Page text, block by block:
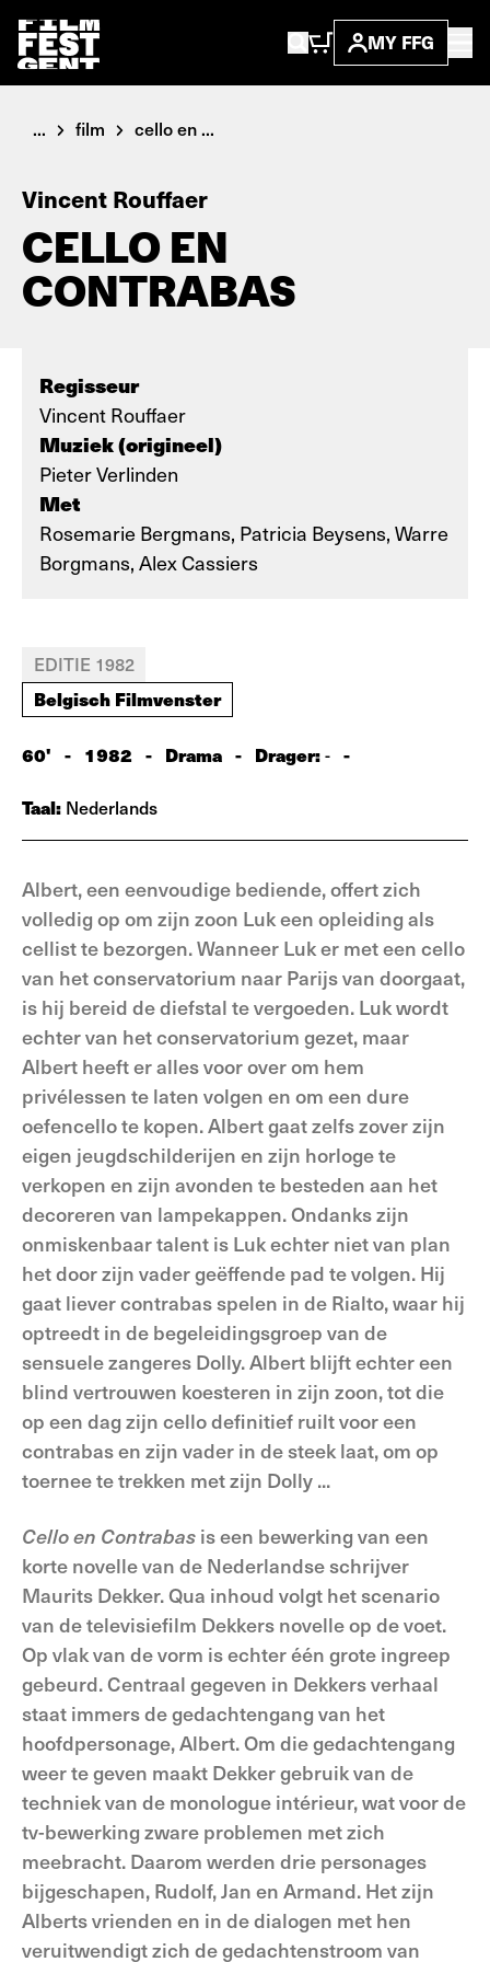
MY FFG
... film cello en ...
Vincent Rouffaer
CELLO EN
CONTRABAS
Regisseur
Vincent Rouffaer
Muziek (origineel)
Pieter Verlinden
Met
Rosemarie Bergmans, Patricia Beysens, Warre
Borgmans, Alex Cassiers
EDITIE 1982
Belgisch Filmvenster
60' - 1982 - Drama - Drager:- -
Taal: Nederlands
Albert, een eenvoudige bediende, offert zich
volledig op om zijn zoon Luk een opleiding als
cellist te bezorgen. Wanneer Luk er met een cello
van het conservatorium naar Parijs van doorgaat,
is hij bereid de diefstal te vergoeden. Luk wordt
echter van het conservatorium gezet, maar
Albert heeft er alles voor over om hem
privélessen te laten volgen en om een dure
oefencello te kopen. Albert gaat zelfs zover zijn
eigen jeugdschilderijen en zijn horloge te
verkopen en zijn avonden te besteden aan het
decoreren van lampekappen. Ondanks zijn
onmiskenbaar talent is Luk echter niet van plan
het door zijn vader geëffende pad te volgen. Hij
gaat liever contrabas spelen in de Rialto, waar hij
optreedt in de begeleidingsgroep van de
sensuele zangeres Dolly. Albert blijft echter een
blind vertrouwen koesteren in zijn zoon, tot die
op een dag zijn cello definitief ruilt voor een
contrabas en zijn vader in de steek laat, om op
toernee te trekken met zijn Dolly ...
Cello en Contrabas is een bewerking van een
korte novelle van de Nederlandse schrijver
Maurits Dekker. Qua inhoud volgt het scenario
van de televisiefilm Dekkers novelle op de voet.
Op vlak van de vorm is echter één grote ingreep
gebeurd. Centraal gegeven in Dekkers verhaal
staat immers de gedachtengang van het
hoofdpersonage, Albert. Om die gedachtengang
weer te geven maakt Dekker gebruik van de
techniek van de monologue intérieur, wat voor de
tv-bewerking zware problemen met zich
meebracht. Daarom werden drie personages
bijgeschapen, Rudolf, Jan en Armand. Het zijn
Alberts vrienden en in de dialogen met hen
veruitwendigt zich de gedachtenstroom van